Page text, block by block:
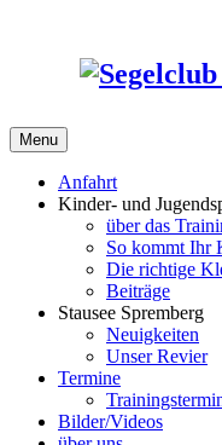
Menu
Anfahrt
Kinder- und
über das
So kommt Ihr
Die richtige
Beiträge
Stausee Spremberg
Neuigkeiten
Unser Revier
Termine
Bilder/Videos